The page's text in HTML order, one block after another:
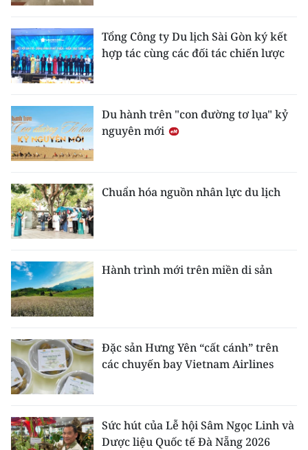
Tổng Công ty Du lịch Sài Gòn ký kết
hợp tác cùng các đối tác chiến lược
Du hành trên "con đường tơ lụa" kỷ
nguyên mới
Chuẩn hóa nguồn nhân lực du lịch
Hành trình mới trên miền di sản
Đặc sản Hưng Yên “cất cánh” trên
các chuyến bay Vietnam Airlines
Sức hút của Lễ hội Sâm Ngọc Linh và
Dược liệu Quốc tế Đà Nẵng 2026